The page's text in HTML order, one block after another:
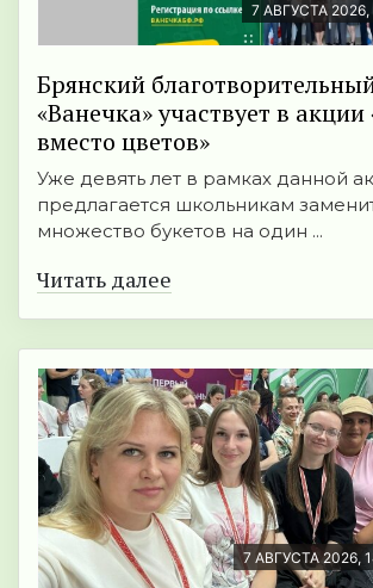
7 АВГУСТА 2026,
Брянский
«Ванечка» участвует в акции
вместо цветов»
Уже девять лет в рамках данной
предлагается школьникам
множество букетов на один ...
Читать далее
7 АВГУСТА 2026,